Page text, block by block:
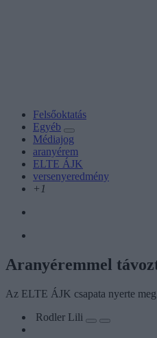
Felsőoktatás
Egyéb
Médiajog
aranyérem
ELTE ÁJK
versenyeredmény
+1
Aranyéremmel
Az ELTE ÁJK csapata nyerte
Rodler Lili